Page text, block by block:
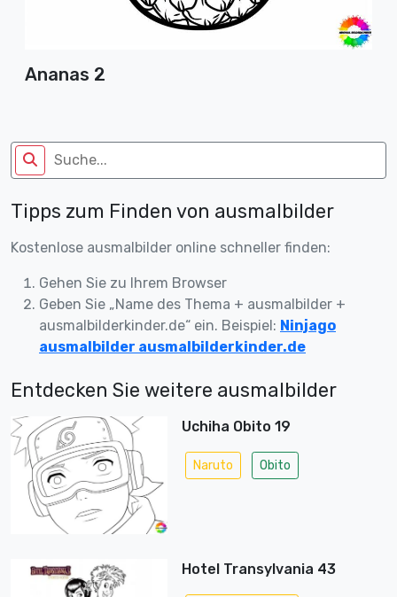
Ananas 2
Tipps zum Finden von ausmalbilder
Kostenlose ausmalbilder online schneller finden:
Gehen Sie zu Ihrem Browser
Geben Sie „Name des Thema + ausmalbilder +
ausmalbilderkinder.de“ ein. Beispiel: Ninjago
ausmalbilder ausmalbilderkinder.de
Entdecken Sie weitere ausmalbilder
Uchiha Obito 19
Naruto Obito
Hotel Transylvania 43